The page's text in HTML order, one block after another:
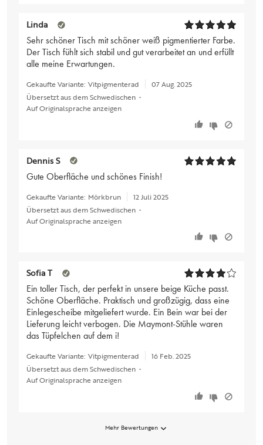
Linda
Sehr schöner Tisch mit schöner weiß pigmentierter Farbe.
Der Tisch fühlt sich stabil und gut verarbeitet an und erfüllt
alle meine Erwartungen.
Gekaufte Variante: Vitpigmenterad
07 Aug. 2025
Übersetzt aus dem Schwedischen •
Auf Originalsprache anzeigen
Dennis S
Gute Oberfläche und schönes Finish!
Gekaufte Variante: Mörkbrun
12 Juli 2025
Übersetzt aus dem Schwedischen •
Auf Originalsprache anzeigen
Sofia T
Ein toller Tisch, der perfekt in unsere beige Küche passt.
Schöne Oberfläche. Praktisch und großzügig, dass eine
Einlegescheibe mitgeliefert wurde. Ein Bein war bei der
Lieferung leicht verbogen. Die Maymont-Stühle waren
das Tüpfelchen auf dem i!
Gekaufte Variante: Vitpigmenterad
16 Feb. 2025
Übersetzt aus dem Schwedischen •
Auf Originalsprache anzeigen
Mehr Bewertungen